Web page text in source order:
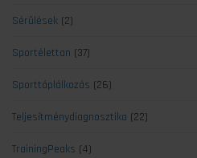
Sérülések (2)
Sportélettan (37)
Sporttáplálkozás (26)
Teljesítménydiagnosztika (22)
TrainingPeaks (4)